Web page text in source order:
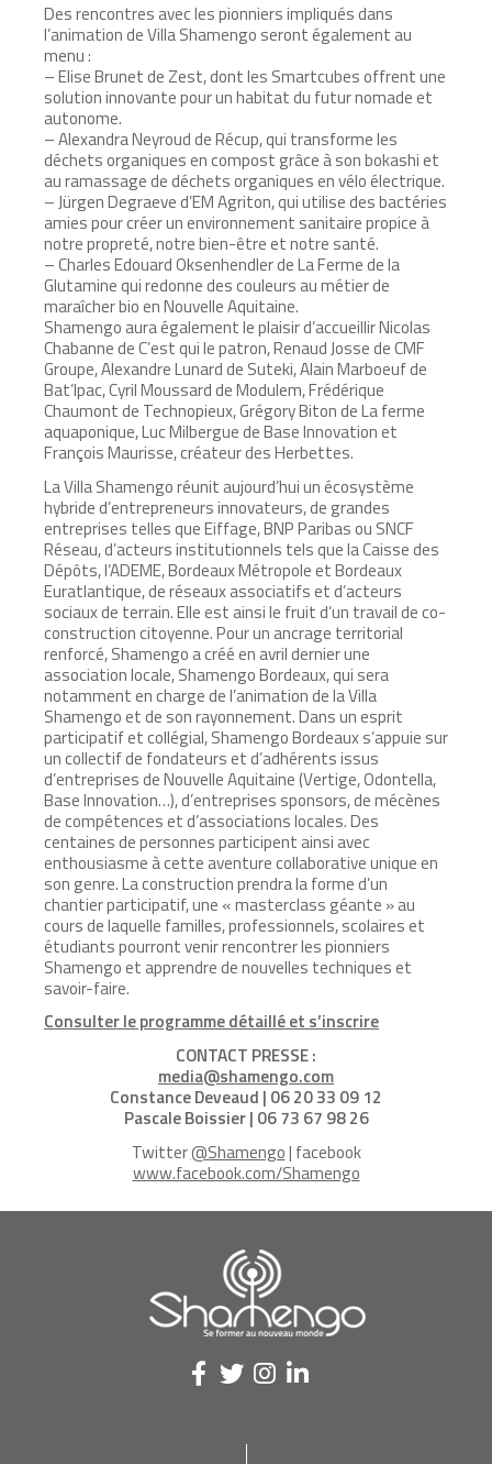
Des rencontres avec les pionniers impliqués dans
l’animation de Villa Shamengo seront également au
menu :
– Elise Brunet de Zest, dont les Smartcubes offrent une
solution innovante pour un habitat du futur nomade et
autonome.
– Alexandra Neyroud de Récup, qui transforme les
déchets organiques en compost grâce à son bokashi et
au ramassage de déchets organiques en vélo électrique.
– Jürgen Degraeve d’EM Agriton, qui utilise des bactéries
amies pour créer un environnement sanitaire propice à
notre propreté, notre bien-être et notre santé.
– Charles Edouard Oksenhendler de La Ferme de la
Glutamine qui redonne des couleurs au métier de
maraîcher bio en Nouvelle Aquitaine.
Shamengo aura également le plaisir d’accueillir Nicolas
Chabanne de C’est qui le patron, Renaud Josse de CMF
Groupe, Alexandre Lunard de Suteki, Alain Marboeuf de
Bat’Ipac, Cyril Moussard de Modulem, Frédérique
Chaumont de Technopieux, Grégory Biton de La ferme
aquaponique, Luc Milbergue de Base Innovation et
François Maurisse, créateur des Herbettes.
La Villa Shamengo réunit aujourd’hui un écosystème
hybride d’entrepreneurs innovateurs, de grandes
entreprises telles que Eiffage, BNP Paribas ou SNCF
Réseau, d’acteurs institutionnels tels que la Caisse des
Dépôts, l’ADEME, Bordeaux Métropole et Bordeaux
Euratlantique, de réseaux associatifs et d’acteurs
sociaux de terrain. Elle est ainsi le fruit d’un travail de co-
construction citoyenne. Pour un ancrage territorial
renforcé, Shamengo a créé en avril dernier une
association locale, Shamengo Bordeaux, qui sera
notamment en charge de l’animation de la Villa
Shamengo et de son rayonnement. Dans un esprit
participatif et collégial, Shamengo Bordeaux s’appuie sur
un collectif de fondateurs et d’adhérents issus
d’entreprises de Nouvelle Aquitaine (Vertige, Odontella,
Base Innovation…), d’entreprises sponsors, de mécènes
de compétences et d’associations locales. Des
centaines de personnes participent ainsi avec
enthousiasme à cette aventure collaborative unique en
son genre. La construction prendra la forme d’un
chantier participatif, une « masterclass géante » au
cours de laquelle familles, professionnels, scolaires et
étudiants pourront venir rencontrer les pionniers
Shamengo et apprendre de nouvelles techniques et
savoir-faire.
Consulter le programme détaillé et s’inscrire
CONTACT PRESSE :
media@shamengo.com
Constance Deveaud | 06 20 33 09 12
Pascale Boissier | 06 73 67 98 26
Twitter@Shamengo| facebook
www.facebook.com/Shamengo